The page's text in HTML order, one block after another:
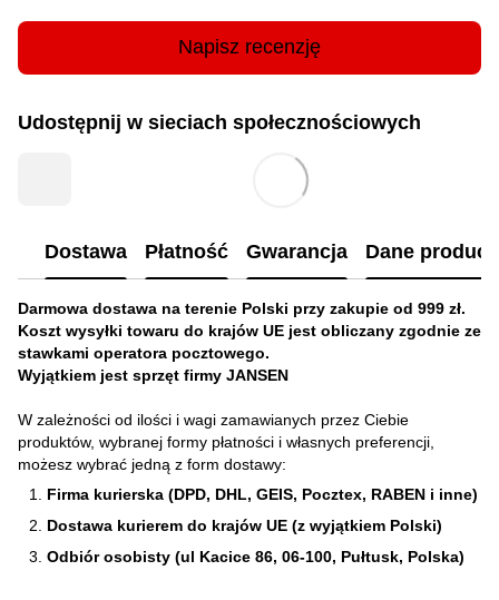
Napisz recenzję
Udostępnij w sieciach społecznościowych
Dostawa Płatność Gwarancja Dane
Darmowa dostawa na terenie Polski przy zakupie od 999 zł.
Koszt wysyłki towaru do krajów UE jest obliczany zgodnie ze
stawkami operatora pocztowego.
Wyjątkiem jest sprzęt firmy JANSEN
W zależności od ilości i wagi zamawianych przez Ciebie
produktów, wybranej formy płatności i własnych preferencji,
możesz wybrać jedną z form dostawy:
Firma kurierska (DPD, DHL, GEIS, Pocztex, RABEN i inne)
Dostawa kurierem do krajów UE (z wyjątkiem Polski)
Odbiór osobisty (ul Kacice 86, 06-100, Pułtusk, Polska)